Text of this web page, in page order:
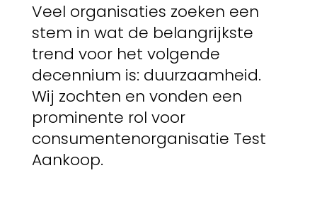
Veel organisaties zoeken een
stem in wat de belangrijkste
trend voor het volgende
decennium is: duurzaamheid.
Wij zochten en vonden een
prominente rol voor
consumentenorganisatie Test
Aankoop.